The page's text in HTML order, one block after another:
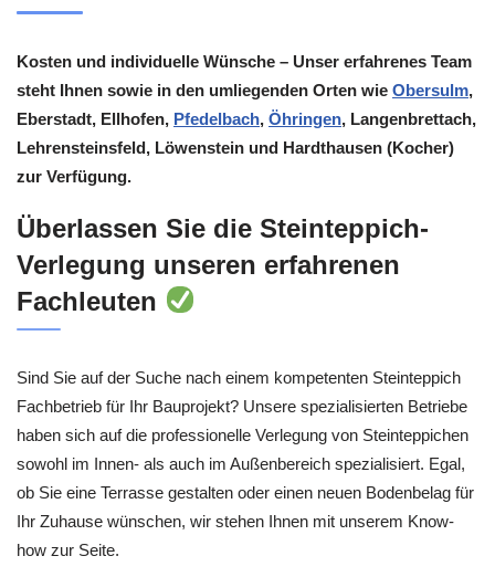
Kosten und individuelle Wünsche – Unser erfahrenes Team
steht Ihnen sowie in den umliegenden Orten wie Obersulm,
Eberstadt, Ellhofen, Pfedelbach, Öhringen, Langenbrettach,
Lehrensteinsfeld, Löwenstein und Hardthausen (Kocher)
zur Verfügung.
Überlassen Sie die Steinteppich-
Verlegung unseren erfahrenen
Fachleuten
Sind Sie auf der Suche nach einem kompetenten Steinteppich
Fachbetrieb für Ihr Bauprojekt? Unsere spezialisierten Betriebe
haben sich auf die professionelle Verlegung von Steinteppichen
sowohl im Innen- als auch im Außenbereich spezialisiert. Egal,
ob Sie eine Terrasse gestalten oder einen neuen Bodenbelag für
Ihr Zuhause wünschen, wir stehen Ihnen mit unserem Know-
how zur Seite.